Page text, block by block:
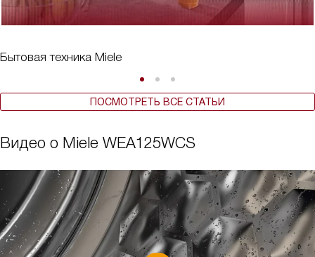
Бытовая техника Miele
ПОСМОТРЕТЬ ВСЕ СТАТЬИ
Видео о Miele WEA125WCS